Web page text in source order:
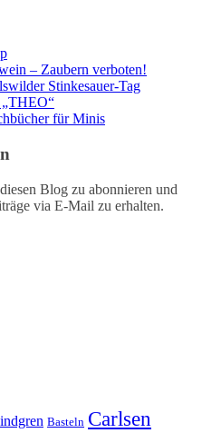
– Zaubern verboten!
Stinkesauer-Tag
für Minis
Blog zu abonnieren und
via E-Mail zu erhalten.
Basteln Carlsen